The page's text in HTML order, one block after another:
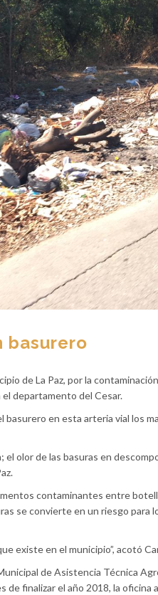
basurero
de La Paz, por la
departamento del Cesar.
basurero en esta arteria vial los
olor de las basuras en
contaminantes entre
se convierte en un riesgo para
existe en el municipio”, acotó
de Asistencia Técnica
de finalizar el año 2018, la